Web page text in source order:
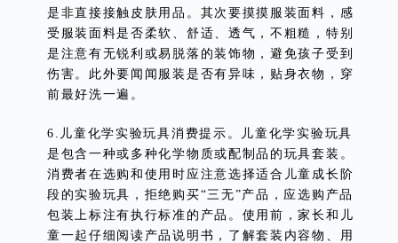
是非直接接触皮肤用品。其次要摸摸服装面料，感
受服装面料是否柔软、舒适、透气，不粗糙，特别
是注意有无锐利或易脱落的装饰物，避免孩子受到
伤害。此外要闻闻服装是否有异味，贴身衣物，穿
前最好洗一遍。
6.儿童化学实验玩具消费提示。儿童化学实验玩具
是包含一种或多种化学物质或配制品的玩具套装。
消费者在选购和使用时应注意选择适合儿童成长阶
段的实验玩具，拒绝购买“三无”产品，应选购产品
包装上标注有执行标准的产品。使用前，家长和儿
童一起仔细阅读产品说明书，了解套装内容物、用